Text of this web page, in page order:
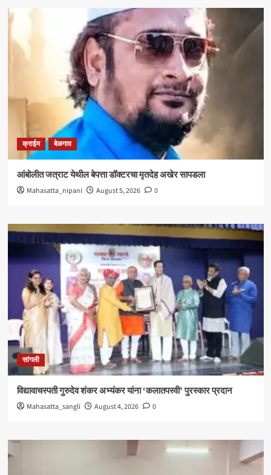
क्राईम बेळगाव
आंबोलीत जत्राट येथील बेपत्ता डॉक्टरचा मृतदेह अखेर सापडला
Mahasatta_nipani August 5, 2026 0
सांगली
विद्यावाचस्पती गुरुदेव शंकर अभ्यंकर यांना ‘कलातपस्वी’ पुरस्कार प्रदान
Mahasatta_sangli August 4, 2026 0